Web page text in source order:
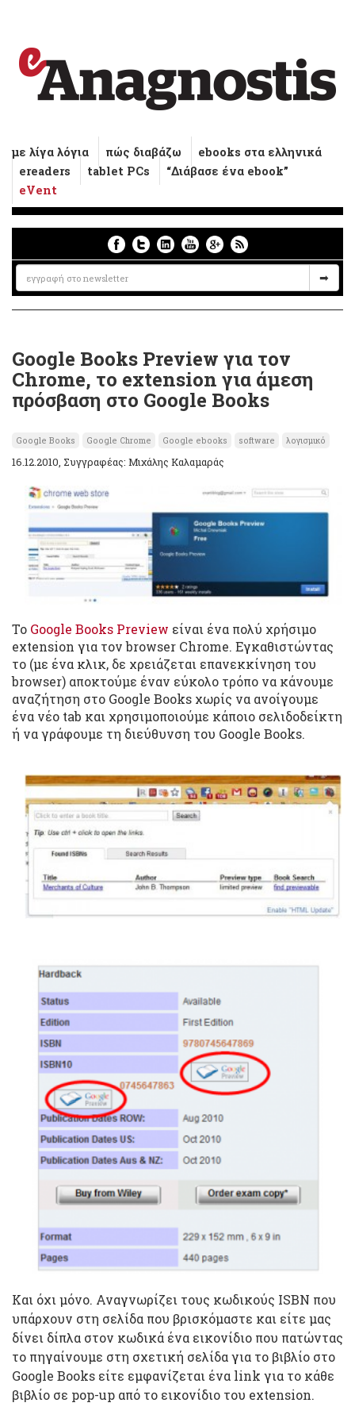
με λίγα λόγια πώς διαβάζω
ebooks στα ελληνικά
ereaders
tablet PCs
“Διάβασε ένα ebook”
eVent
Google Books Preview για τον
Chrome, το extension για άμεση
πρόσβαση στο Google Books
Google Books Google Chrome Google ebooks software λογισμικό
16.12.2010, Συγγραφέας: Μιχάλης Καλαμαράς
Το Google Books Preview είναι ένα πολύ χρήσιμο
extension για τον browser Chrome. Εγκαθιστώντας
το (με ένα κλικ, δε χρειάζεται επανεκκίνηση του
browser) αποκτούμε έναν εύκολο τρόπο να κάνουμε
αναζήτηση στο Google Books χωρίς να ανοίγουμε
ένα νέο tab και χρησιμοποιούμε κάποιο σελιδοδείκτη
ή να γράφουμε τη διεύθυνση του Google Books.
Και όχι μόνο. Αναγνωρίζει τους κωδικούς ISBN που
υπάρχουν στη σελίδα που βρισκόμαστε και είτε μας
δίνει δίπλα στον κωδικά ένα εικονίδιο που πατώντας
το πηγαίνουμε στη σχετική σελίδα για το βιβλίο στο
Google Books είτε εμφανίζεται ένα link για το κάθε
βιβλίο σε pop-up από το εικονίδιο του extension.